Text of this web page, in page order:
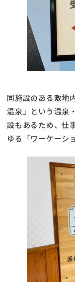
同施設のある敷地
温泉」という温泉
設もあるため、仕
ゆる「ワーケーシ